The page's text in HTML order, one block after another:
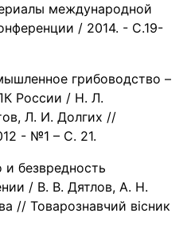
международной
/ 2014. - С.19-
грибоводство –
России / Н. Л.
Л. И. Долгих //
- №1 – С. 21.
и безвредность
/ В. В. Дятлов, А. Н.
// Товарознавчий вiсник